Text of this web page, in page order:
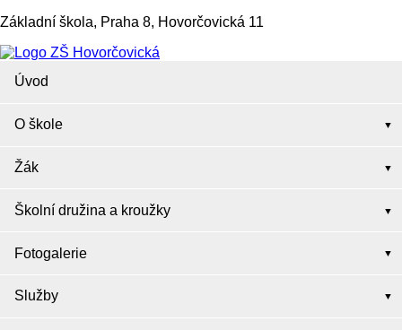
Základní škola, Praha 8, Hovorčovická 11
Úvod
O škole
Žák
Školní družina a kroužky
Fotogalerie
Služby